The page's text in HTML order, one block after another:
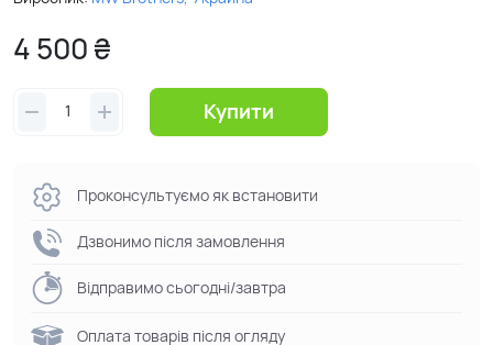
4 500 ₴
Купити
Проконсультуємо як встановити
Дзвонимо після замовлення
Відправимо сьогодні/завтра
Оплата товарів після огляду